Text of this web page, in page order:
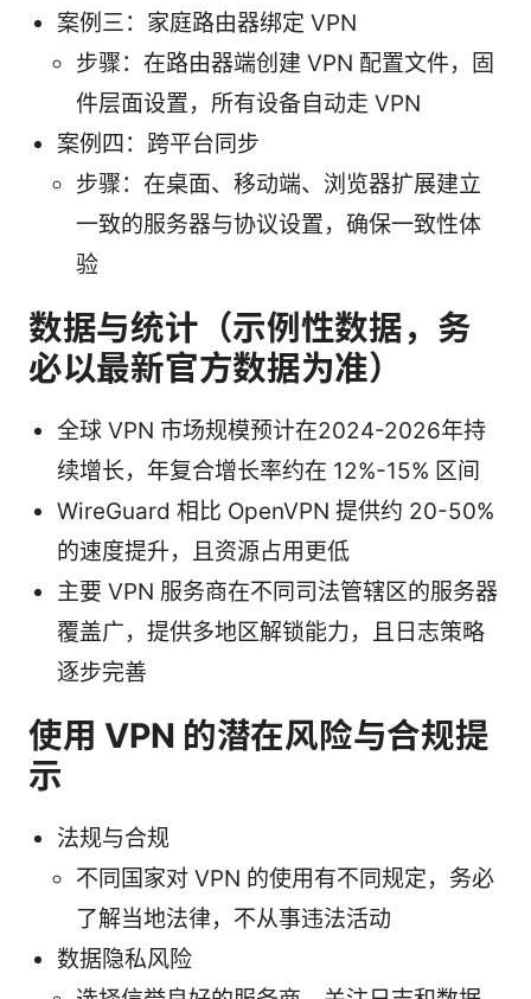
案例三：家庭路由器绑定 VPN
步骤：在路由器端创建 VPN 配置文件，固
件层面设置，所有设备自动走 VPN
案例四：跨平台同步
步骤：在桌面、移动端、浏览器扩展建立
一致的服务器与协议设置，确保一致性体
验
数据与统计（示例性数据，务
必以最新官方数据为准）
全球 VPN 市场规模预计在2024-2026年持
续增长，年复合增长率约在 12%-15% 区间
WireGuard 相比 OpenVPN 提供约 20-50%
的速度提升，且资源占用更低
主要 VPN 服务商在不同司法管辖区的服务器
覆盖广，提供多地区解锁能力，且日志策略
逐步完善
使用 VPN 的潜在风险与合规提
示
法规与合规
不同国家对 VPN 的使用有不同规定，务必
了解当地法律，不从事违法活动
数据隐私风险